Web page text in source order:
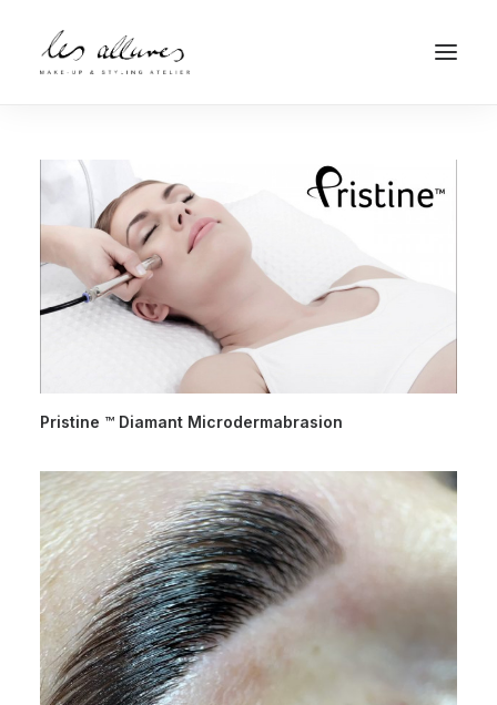
Termin buchen
Pristine ™ Diamant Microdermabrasion